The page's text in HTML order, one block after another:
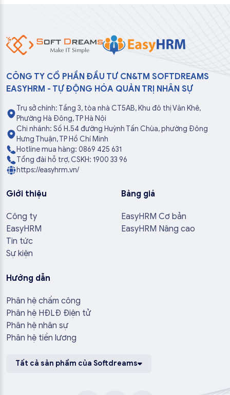
CÔNG TY CỔ PHẦN ĐẦU TƯ CN&TM SOFTDREAMS
EASYHRM - TỰ ĐỘNG HÓA QUẢN TRỊ NHÂN SỰ
Trụ sở chính: Tầng 3, tòa nhà CT5AB, Khu đô thị Văn Khê,
Phường Hà Đông, TP Hà Nội
Chi nhánh: Số H.54 đường Huỳnh Tấn Chùa, phường Đông
Hưng Thuận, TP Hồ Chí Minh
Hotline mua hàng: 0869 425 631
Tổng đài hỗ trợ, CSKH: 1900 33 96
https://easyhrm.vn/
Giới thiệu
Công ty
EasyHRM
Tin tức
Sự kiện
Bảng giá
EasyHRM Cơ bản
EasyHRM Nâng cao
Hướng dẫn
Phân hệ chấm công
Phân hệ HĐLĐ Điện tử
Phân hệ nhân sự
Phân hệ tiền lương
Tất cả sản phẩm của Softdreams